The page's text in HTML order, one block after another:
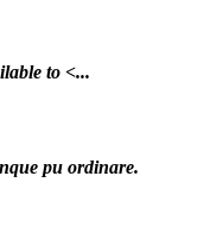
to <...
pu ordinare.